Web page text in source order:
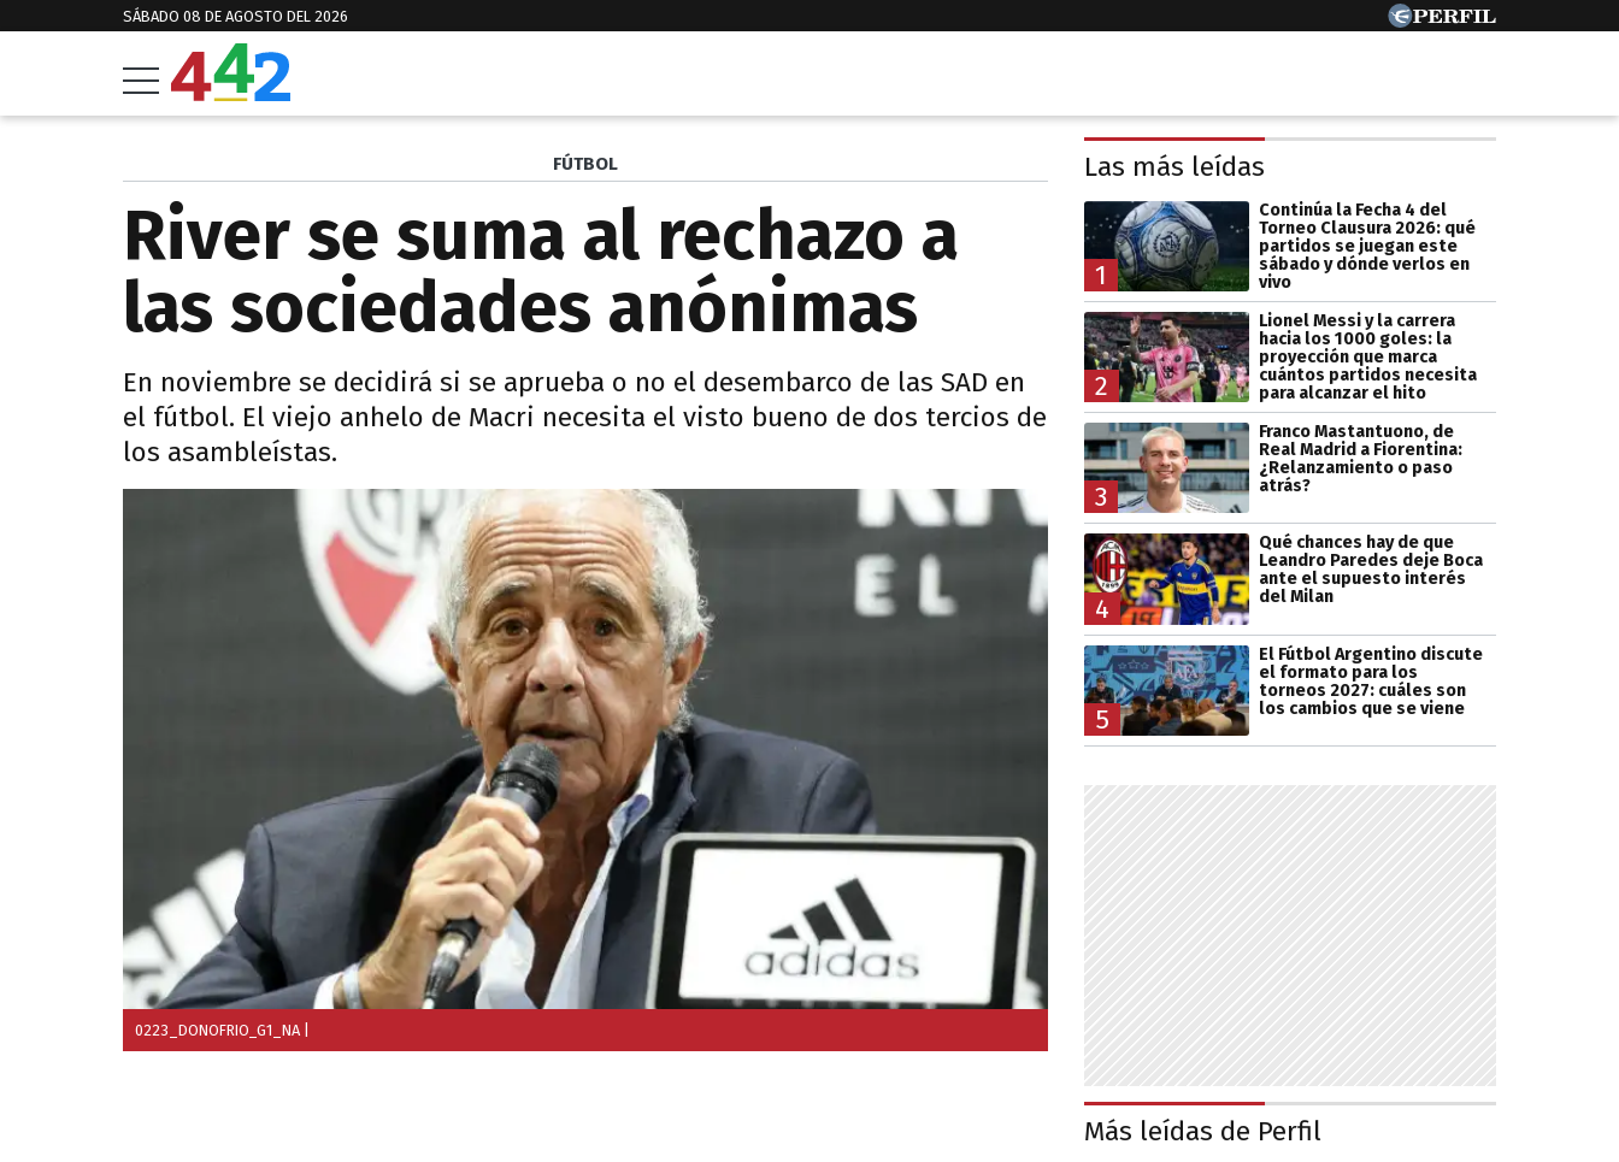
SÁBADO 08 DE AGOSTO DEL 2026
FÚTBOL
River se suma al rechazo a
las sociedades anónimas
En noviembre se decidirá si se aprueba o no el desembarco de las SAD en
el fútbol. El viejo anhelo de Macri necesita el visto bueno de dos tercios de
los asambleístas.
0223_DONOFRIO_G1_NA
Las más leídas
1
Continúa la Fecha 4 del
Torneo Clausura 2026: qué
partidos se juegan este
sábado y dónde verlos en
vivo
2
Lionel Messi y la carrera
hacia los 1000 goles: la
proyección que marca
cuántos partidos necesita
para alcanzar el hito
3
Franco Mastantuono, de
Real Madrid a Fiorentina:
¿Relanzamiento o paso
atrás?
4
Qué chances hay de que
Leandro Paredes deje Boca
ante el supuesto interés
del Milan
5
El Fútbol Argentino discute
el formato para los
torneos 2027: cuáles son
los cambios que se viene
Más leídas de Perfil